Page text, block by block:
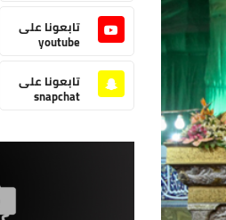
تابعونا على
youtube
تابعونا على
snapchat